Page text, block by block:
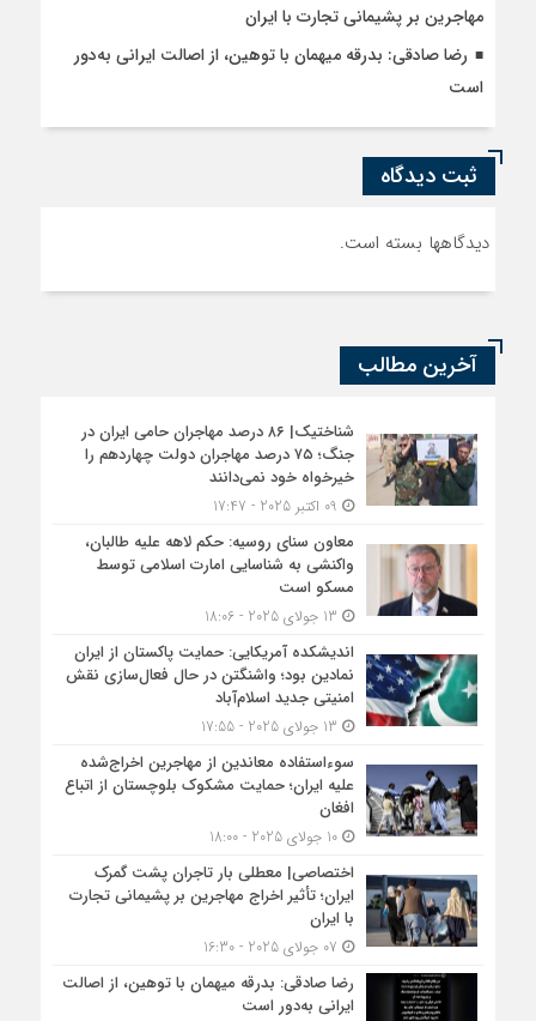
مهاجرین بر پشیمانی تجارت با ایران
رضا صادقی: بدرقه میهمان با توهین، از اصالت ایرانی به‌دور
است
ثبت دیدگاه
دیدگاهها بسته است.
آخرین مطالب
شناختیک| ۸۶ درصد مهاجران حامی ایران در
جنگ؛ ۷۵ درصد مهاجران دولت چهاردهم را
خیرخواه خود نمی‌دانند
معاون سنای روسیه: حکم لاهه علیه طالبان،
واکنشی به شناسایی امارت اسلامی توسط
مسکو است
اندیشکده آمریکایی: حمایت پاکستان از ایران
نمادین بود؛ واشنگتن در حال فعال‌سازی نقش
امنیتی جدید اسلام‌آباد
سوءاستفاده معاندین از مهاجرین اخراج‌شده
علیه ایران؛ حمایت مشکوک بلوچستان از اتباع
افغان
10 جولای 2025 - 18:00
اختصاصی| معطلی بار تاجران پشت گمرک
ایران؛ تأثیر اخراج مهاجرین بر پشیمانی تجارت
با ایران
رضا صادقی: بدرقه میهمان با توهین، از اصالت
ایرانی به‌دور است